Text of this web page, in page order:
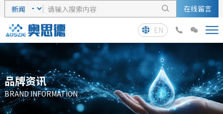
 在线留言
 EN  
品牌资讯
BRAND INFORMATION